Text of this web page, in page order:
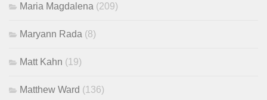
Maria Magdalena (209)
Maryann Rada (8)
Matt Kahn (19)
Matthew Ward (136)